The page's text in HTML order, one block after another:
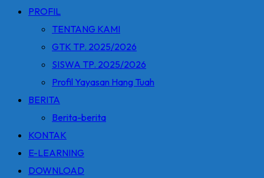
PROFIL
TENTANG KAMI
GTK TP. 2025/2026
SISWA TP. 2025/2026
Profil Yayasan Hang Tuah
BERITA
Berita-berita
KONTAK
E-LEARNING
DOWNLOAD